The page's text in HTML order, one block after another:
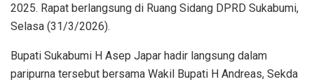
2025. Rapat berlangsung di Ruang Sidang DPRD Sukabumi,
Selasa (31/3/2026).
Bupati Sukabumi H Asep Japar hadir langsung dalam
paripurna tersebut bersama Wakil Bupati H Andreas, Sekda